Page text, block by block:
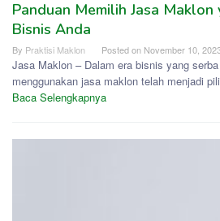
Panduan Memilih Jasa
Bisnis Anda
By Praktisi Maklon Posted on November 10,
Jasa Maklon – Dalam era bisnis yang
menggunakan jasa maklon telah menjadi
Baca Selengkapnya